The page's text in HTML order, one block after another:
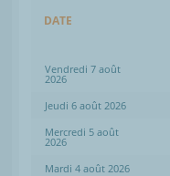
DATE
Vendredi 7 août
2026
Jeudi 6 août 2026
Mercredi 5 août
2026
Mardi 4 août 2026